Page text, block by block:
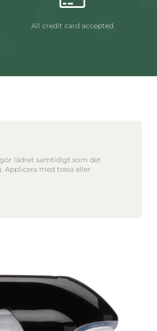
All credit card accepted
lädret samtidigt som det
med trasa eller